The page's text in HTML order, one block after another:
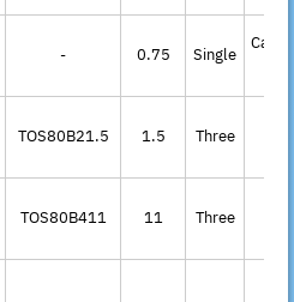
- 0.75 Single
TOS80B21.5 1.5 Three
TOS80B411 11 Three